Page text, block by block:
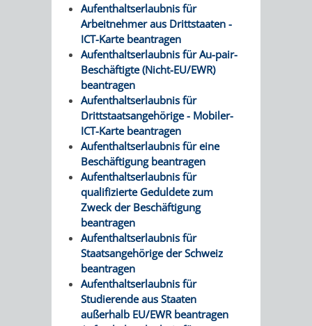
STEUERN
STADTRECHTPERSONALRAT
STADTWEGWEISER
ÄMTER
&
EINRICHTUNGEN
IN
VERKEHR
VERKEHRSINFORMATIONEN
BUSVERKEHRRUFTAXI
Aufenthaltserlaubnis für
Arbeitnehmer aus Drittstaaten -
ICT-Karte beantragen
Aufenthaltserlaubnis für Au-pair-
Beschäftigte (Nicht-EU/EWR)
beantragen
Aufenthaltserlaubnis für
Drittstaatsangehörige - Mobiler-
ICT-Karte beantragen
Aufenthaltserlaubnis für eine
Beschäftigung beantragen
Aufenthaltserlaubnis für
qualifizierte Geduldete zum
Zweck der Beschäftigung
beantragen
Aufenthaltserlaubnis für
Staatsangehörige der Schweiz
beantragen
Aufenthaltserlaubnis für
Studierende aus Staaten
außerhalb EU/EWR beantragen